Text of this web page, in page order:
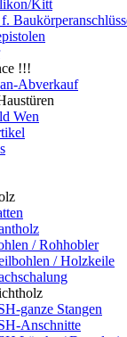
Kitt
!!!
Abverkauf
Wen
/ Rohhobler
/ Holzkeile
ganze Stangen
Anschnitte